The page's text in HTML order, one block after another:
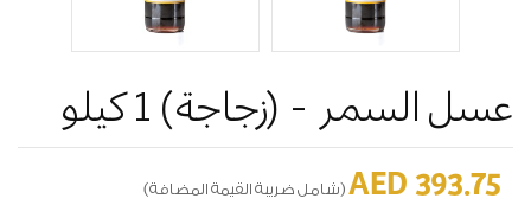
عسل السمر - (زجاجة) 1 كيلو
AED 393.75 (شامل ضريبة القيمة المضافة)